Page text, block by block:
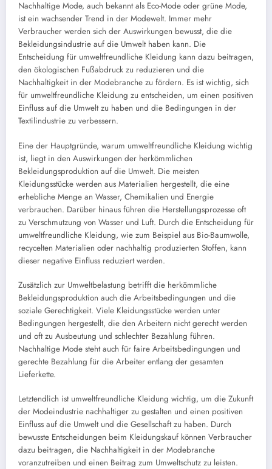
Nachhaltige Mode, auch bekannt als Eco-Mode oder grüne Mode,
ist ein wachsender Trend in der Modewelt. Immer mehr
Verbraucher werden sich der Auswirkungen bewusst, die die
Bekleidungsindustrie auf die Umwelt haben kann. Die
Entscheidung für umweltfreundliche Kleidung kann dazu beitragen,
den ökologischen Fußabdruck zu reduzieren und die
Nachhaltigkeit in der Modebranche zu fördern. Es ist wichtig, sich
für umweltfreundliche Kleidung zu entscheiden, um einen positiven
Einfluss auf die Umwelt zu haben und die Bedingungen in der
Textilindustrie zu verbessern.
Eine der Hauptgründe, warum umweltfreundliche Kleidung wichtig
ist, liegt in den Auswirkungen der herkömmlichen
Bekleidungsproduktion auf die Umwelt. Die meisten
Kleidungsstücke werden aus Materialien hergestellt, die eine
erhebliche Menge an Wasser, Chemikalien und Energie
verbrauchen. Darüber hinaus führen die Herstellungsprozesse oft
zu Verschmutzung von Wasser und Luft. Durch die Entscheidung für
umweltfreundliche Kleidung, wie zum Beispiel aus Bio-Baumwolle,
recycelten Materialien oder nachhaltig produzierten Stoffen, kann
dieser negative Einfluss reduziert werden.
Zusätzlich zur Umweltbelastung betrifft die herkömmliche
Bekleidungsproduktion auch die Arbeitsbedingungen und die
soziale Gerechtigkeit. Viele Kleidungsstücke werden unter
Bedingungen hergestellt, die den Arbeitern nicht gerecht werden
und oft zu Ausbeutung und schlechter Bezahlung führen.
Nachhaltige Mode steht auch für faire Arbeitsbedingungen und
gerechte Bezahlung für die Arbeiter entlang der gesamten
Lieferkette.
Letztendlich ist umweltfreundliche Kleidung wichtig, um die Zukunft
der Modeindustrie nachhaltiger zu gestalten und einen positiven
Einfluss auf die Umwelt und die Gesellschaft zu haben. Durch
bewusste Entscheidungen beim Kleidungskauf können Verbraucher
dazu beitragen, die Nachhaltigkeit in der Modebranche
voranzutreiben und einen Beitrag zum Umweltschutz zu leisten.